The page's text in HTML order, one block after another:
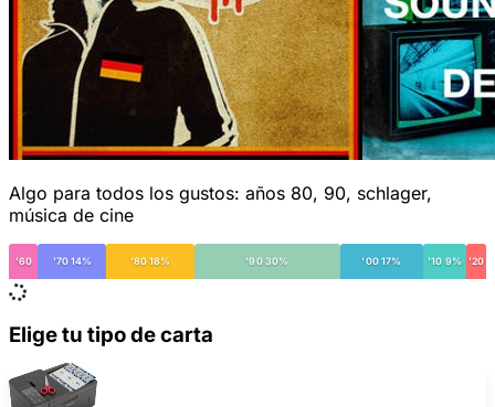
Algo para todos los gustos: años 80, 90, schlager,
música de cine
'60 '70 14% '80 18% '90 30% '00 17% '10 9% '20
Elige tu tipo de carta